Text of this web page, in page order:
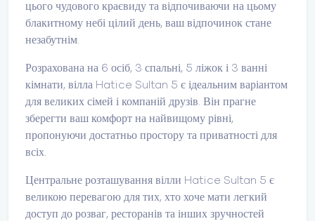
цього чудового краєвиду та відпочиваючи на цьому
блакитному небі цілий день, ваш відпочинок стане
незабутнім.
Розрахована на 6 осіб, 3 спальні, 5 ліжок і 3 ванні
кімнати, вілла Hatice Sultan 5 є ідеальним варіантом
для великих сімей і компаній друзів. Він прагне
зберегти ваш комфорт на найвищому рівні,
пропонуючи достатньо простору та приватності для
всіх.
Центральне розташування вілли Hatice Sultan 5 є
великою перевагою для тих, хто хоче мати легкий
доступ до розваг, ресторанів та інших зручностей